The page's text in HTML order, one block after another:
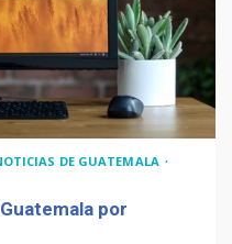
DE GUATEMALA
por